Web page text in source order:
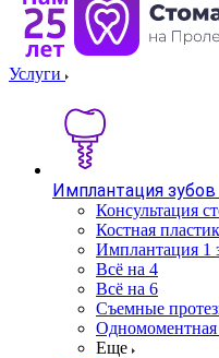
Услуги
Имплантация зубов
Консультация
Костная
Имплантация 1
Всё на 4
Всё на 6
Съемные
Еще